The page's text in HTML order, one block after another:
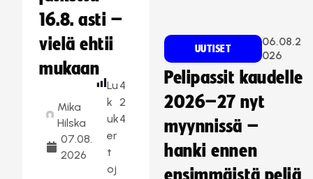
16.8. asti –
vielä ehtii
mukaan
Mika
Hilska
07.08.
2026
Lu
k
uk
er
t
oj
4
2
4
UUTISET
06.08.2
026
Pelipassit kaudelle
2026–27 nyt
myynnissä –
hanki ennen